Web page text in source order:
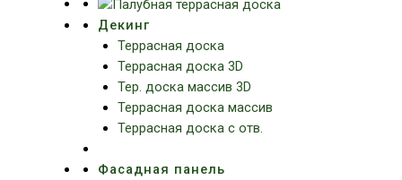
Декинг
Террасная доска
Террасная доска 3D
Тер. доска массив 3D
Террасная доска массив
Террасная доска с отв.
Фасадная панель